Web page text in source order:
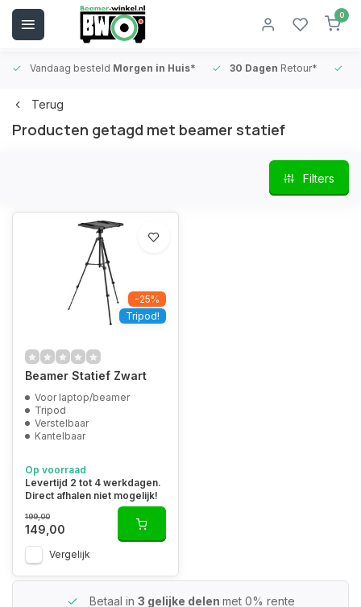
0
Vandaag besteld Morgen in Huis* 30 Dagen Retour*
Terug
Producten getagd met beamer statief
Filters
-25%
Tripod!
Beamer Statief Zwart
Voor laptop/beamer
Tripod
Verstelbaar
Kantelbaar
Op voorraad
Levertijd 2 tot 4 werkdagen.
Direct afhalen niet mogelijk!
199,00
149,00
Vergelijk
Betaal in 3 gelijke delen met 0% rente